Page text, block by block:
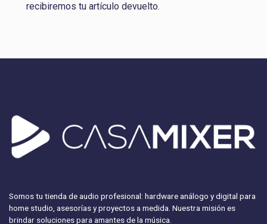
recibiremos tu artículo devuelto.
Somos tu tienda de audio profesional: hardware análogo y digital para
home studio, asesorías y proyectos a medida. Nuestra misión es
brindar soluciones para amantes de la música.